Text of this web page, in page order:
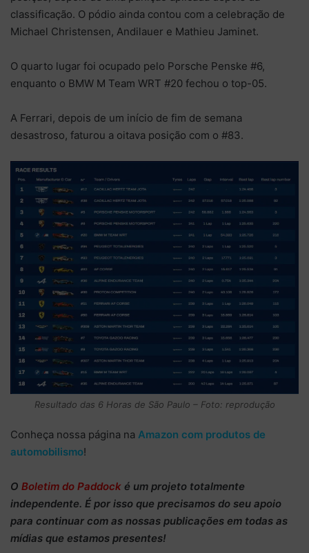
classificação. O pódio ainda contou com a celebração de
Michael Christensen, Andilauer e Mathieu Jaminet.
O quarto lugar foi ocupado pelo Porsche Penske #6,
enquanto o BMW M Team WRT #20 fechou o top-05.
A Ferrari, depois de um início de fim de semana
desastroso, faturou a oitava posição com o #83.
Resultado das 6 Horas de São Paulo – Foto: reprodução
Conheça nossa página na Amazon com produtos de
automobilismo!
O Boletim do Paddock é um projeto totalmente
independente. É por isso que precisamos do seu apoio
para continuar com as nossas publicações em todas as
mídias que estamos presentes!